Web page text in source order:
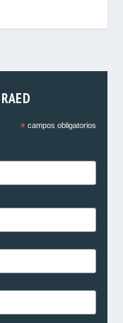
*campos obligatorios